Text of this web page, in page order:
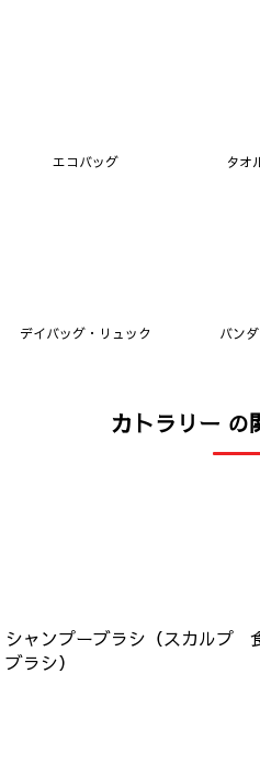
エコバッグ タオ
デイバッグ・リュック バン
カトラリー の
シャンプーブラシ（スカルプ
ブラシ）